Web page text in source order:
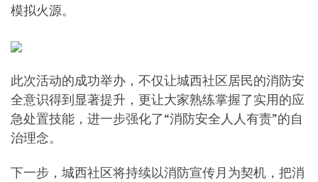
模拟火源。
此次活动的成功举办，不仅让城西社区居民的消防安
全意识得到显著提升，更让大家熟练掌握了实用的应
急处置技能，进一步强化了“消防安全人人有责”的自
治理念。
下一步，城西社区将持续以消防宣传月为契机，把消